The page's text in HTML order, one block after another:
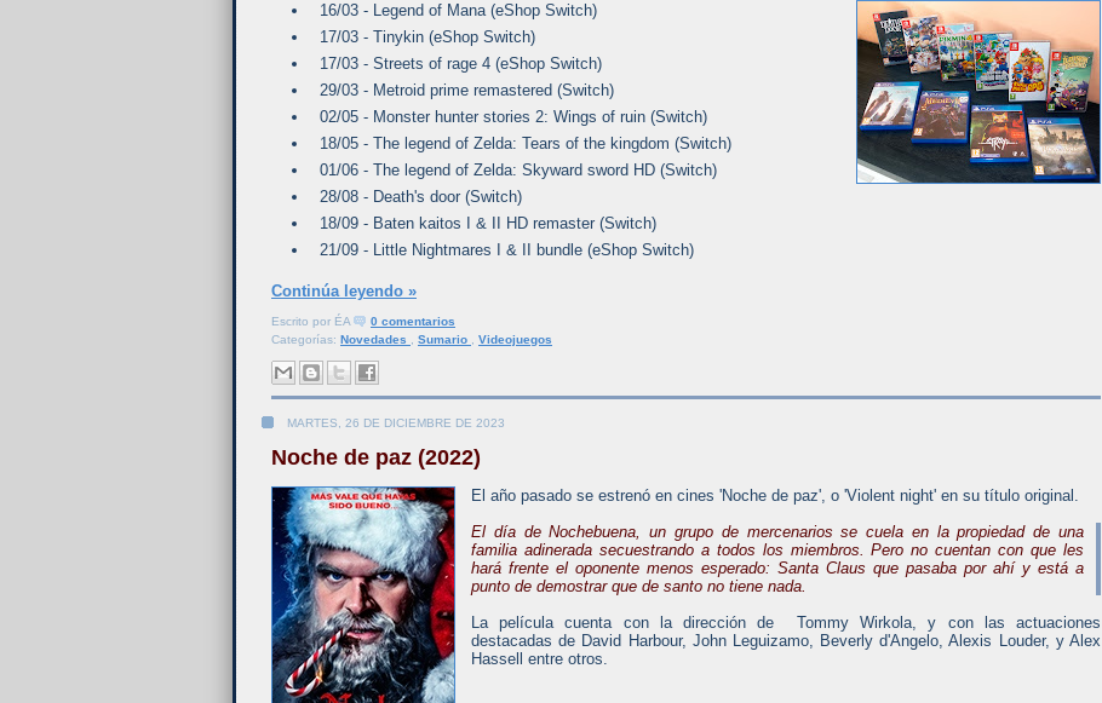
16/03 - Legend of Mana (eShop Switch)
17/03 - Tinykin (eShop Switch)
17/03 - Streets of rage 4 (eShop Switch)
29/03 - Metroid prime remastered (Switch)
02/05 - Monster hunter stories 2: Wings of ruin (Switch)
18/05 - The legend of Zelda: Tears of the kingdom (Switch)
01/06 - The legend of Zelda: Skyward sword HD (Switch)
28/08 - Death's door (Switch)
18/09 - Baten kaitos I & II HD remaster (Switch)
21/09 - Little Nightmares I & II bundle (eShop Switch)
Continúa leyendo »
Escrito por ÉA
0 comentarios
Categorías: Novedades Sumario Videojuegos
MARTES, 26 DE DICIEMBRE DE 2023
Noche de paz (2022)
El año pasado se estrenó en cines 'Noche de paz', o 'Violent night' en su título original.
El día de Nochebuena, un grupo de mercenarios se cuela en la propiedad de una
familia adinerada secuestrando a todos los miembros. Pero no cuentan con que les
hará frente el oponente menos esperado: Santa Claus que pasaba por ahí y está a
punto de demostrar que de santo no tiene nada.
La película cuenta con la dirección de Tommy Wirkola, y con las actuaciones
destacadas de David Harbour, John Leguizamo, Beverly d'Angelo, Alexis Louder, y Alex
Hassell entre otros.